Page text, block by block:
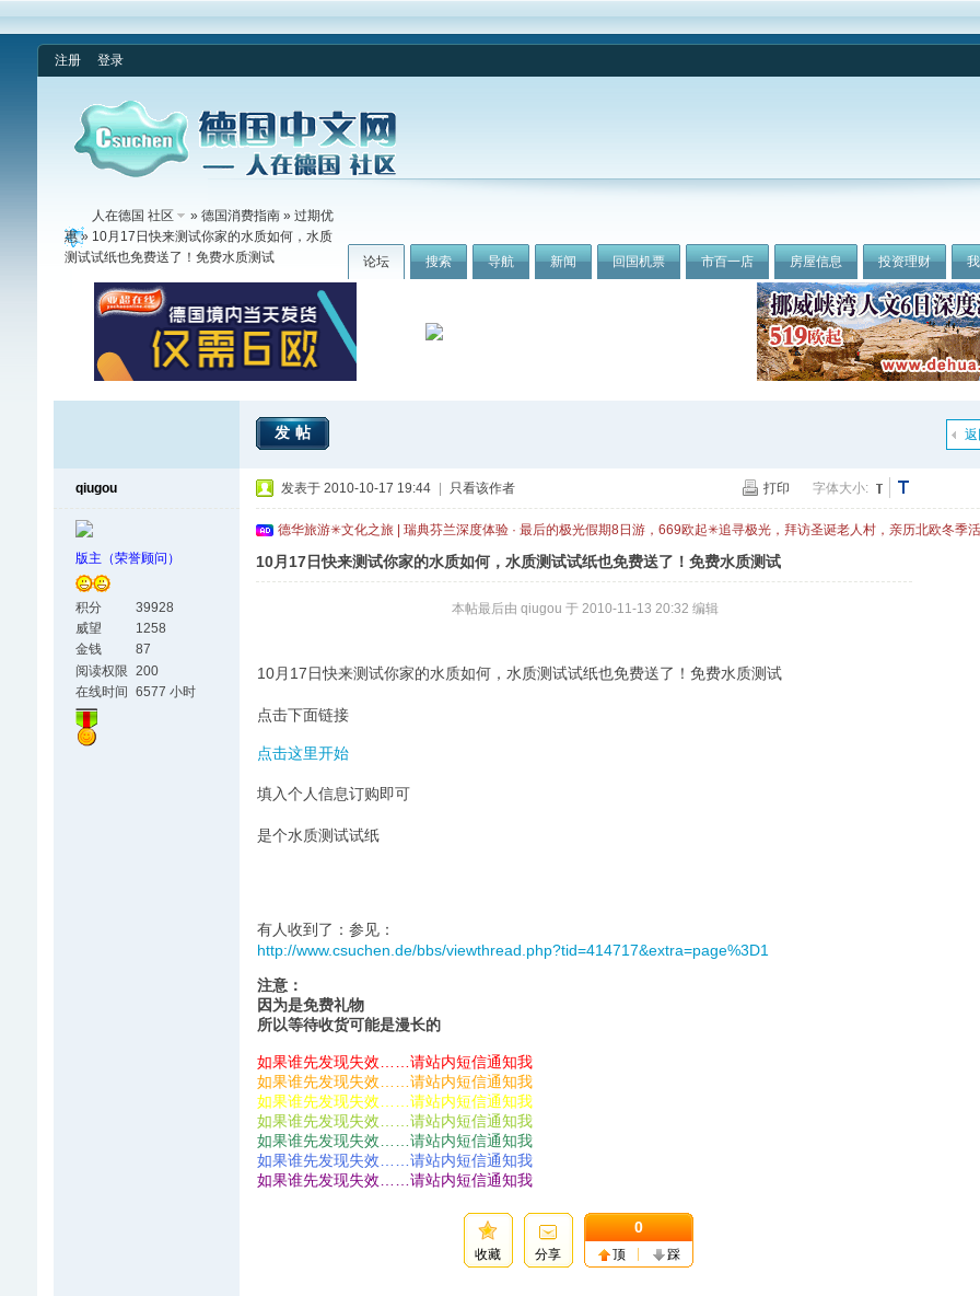
注册 登录
论坛 搜索 导航 新闻 回国机票 市百一店 房屋信息 投资理财
人在德国 社区 » 德国消费指南» 过期优
惠» 10月17日快来测试你家的水质如何，水质
测试试纸也免费送了！免费水质测试
返
发帖
qiugou
版主（荣誉顾问）
积分
39928
威望
1258
金钱
87
阅读权限 200
在线时间 6577 小时
打印 字体大小:
发表于 2010-10-17 19:44 只看该作者
德华旅游✳文化之旅 | 瑞典芬兰深度体验 · 最后的极光假期8日游，669欧起✳追寻极光，拜访圣诞老人村，亲历北欧冬季
10月17日快来测试你家的水质如何，水质测试试纸也免费送了！免费水质测试
本帖最后由 qiugou 于 2010-11-13 20:32 编辑
10月17日快来测试你家的水质如何，水质测试试纸也免费送了！免费水质测试
点击下面链接
点击这里开始
填入个人信息订购即可
是个水质测试试纸
有人收到了：参见：
http://www.csuchen.de/bbs/viewthread.php?tid=414717&extra=page%3D1
注意：
因为是免费礼物
所以等待收货可能是漫长的
如果谁先发现失效……请站内短信通知我
如果谁先发现失效……请站内短信通知我
如果谁先发现失效……请站内短信通知我
如果谁先发现失效……请站内短信通知我
如果谁先发现失效……请站内短信通知我
如果谁先发现失效……请站内短信通知我
如果谁先发现失效……请站内短信通知我
收藏 分享
0
顶 踩